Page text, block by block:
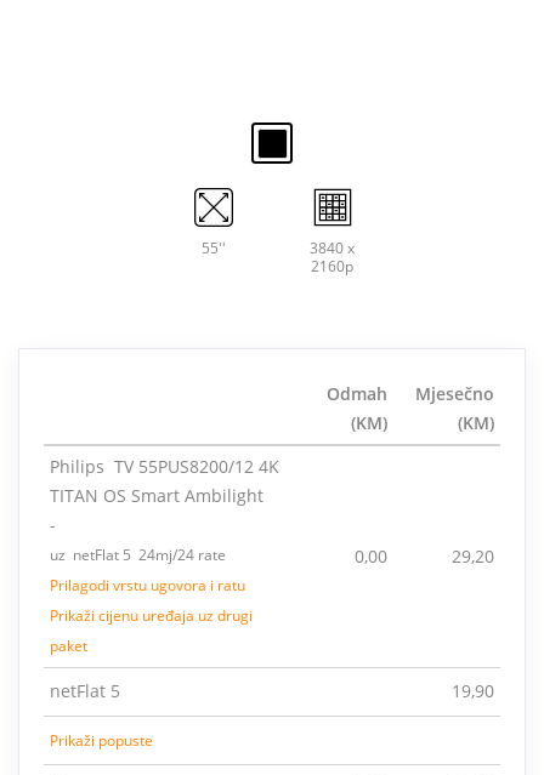
55''
3840 x
2160p
Odmah
(KM)
Mjesečno
(KM)
Philips TV 55PUS8200/12 4K
TITAN OS Smart Ambilight
-
uz netFlat 5 24mj/24 rate
Prilagodi vrstu ugovora i ratu
Prikaži cijenu uređaja uz drugi
paket
0,00 29,20
netFlat 5 19,90
Prikaži popuste